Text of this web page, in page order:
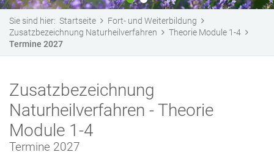
Sie sind hier: Startseite
Fort- und Weiterbildung
Zusatzbezeichnung Naturheilverfahren
Theorie Module 1-4
Termine 2027
Zusatzbezeichnung
Naturheilverfahren - Theorie
Module 1-4
Termine 2027